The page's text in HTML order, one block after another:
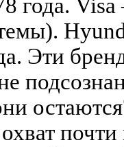
года.
Эти